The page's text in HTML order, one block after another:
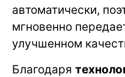
автоматически,
мгновенно
улучшенном
Благодаря